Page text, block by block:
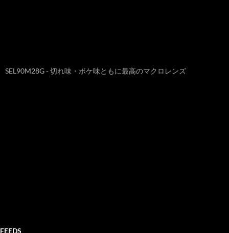
SEL90M28G - 切れ味・ボケ味ともに最高のマクロレンズ
FEEDS